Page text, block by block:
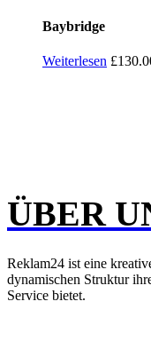
Baybridge
Weiterlesen £
ÜBER
Reklam24 ist eine
dynamischen Struktur
Service bietet.